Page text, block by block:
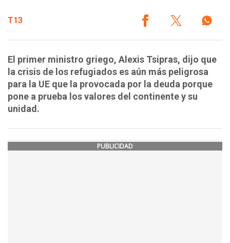
T13
El primer ministro griego, Alexis Tsipras, dijo que
la crisis de los refugiados es aún más peligrosa
para la UE que la provocada por la deuda porque
pone a prueba los valores del continente y su
unidad.
PUBLICIDAD